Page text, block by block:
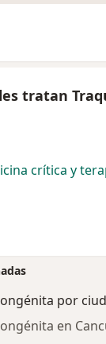
tratan
crítica y
por
en